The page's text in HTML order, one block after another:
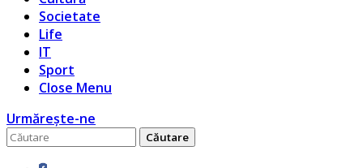
Societate
Life
IT
Sport
Close Menu
Urmărește-ne
Caută
pentru: